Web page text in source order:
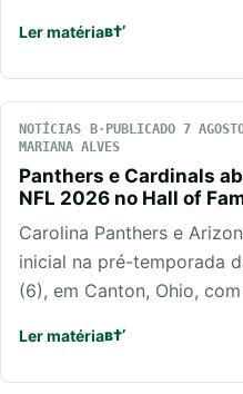
Ler matéria
NOTÍCIAS PUBLICADO 7
MARIANA ALVES
Panthers e Cardinals
NFL 2026 no Hall of
Carolina Panthers e
inicial na pré-temporada
(6), em Canton, Ohio,
Ler matéria